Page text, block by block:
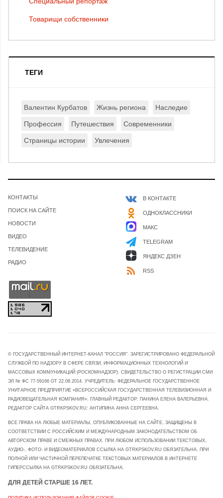
Товарищи собственники
ТЕГИ
Валентин Курбатов Жизнь региона Наследие
Профессия Путешествия Современники
Страницы истории Увлечения
КОНТАКТЫ
ПОИСК НА САЙТЕ
НОВОСТИ
ВИДЕО
ТЕЛЕВИДЕНИЕ
РАДИО
В КОНТАКТЕ
ОДНОКЛАССНИКИ
МАКС
TELEGRAM
ЯНДЕКС ДЗЕН
RSS
© ГОСУДАРСТВЕННЫЙ ИНТЕРНЕТ-КАНАЛ "РОССИЯ". ЗАРЕГИСТРИРОВАНО ФЕДЕРАЛЬНОЙ
СЛУЖБОЙ ПО НАДЗОРУ В СФЕРЕ СВЯЗИ, ИНФОРМАЦИОННЫХ ТЕХНОЛОГИЙ И
МАССОВЫХ КОММУНИКАЦИЙ (РОСКОМНАДЗОР). СВИДЕТЕЛЬСТВО О РЕГИСТРАЦИИ СМИ
ЭЛ № ФС 77-59166 ОТ 22.08.2014. УЧРЕДИТЕЛЬ: ФЕДЕРАЛЬНОЕ ГОСУДАРСТВЕННОЕ
УНИТАРНОЕ ПРЕДПРИЯТИЕ «ВСЕРОССИЙСКАЯ ГОСУДАРСТВЕННАЯ ТЕЛЕВИЗИОННАЯ И
РАДИОВЕЩАТЕЛЬНАЯ КОМПАНИЯ». ГЛАВНЫЙ РЕДАКТОР: ПАНИНА ЕЛЕНА ВАЛЕРЬЕВНА.
РЕДАКТОР САЙТА GTRKPSKOV.RU: АНТИПИНА АННА СЕРГЕЕВНА.
ВСЕ ПРАВА НА ЛЮБЫЕ МАТЕРИАЛЫ, ОПУБЛИКОВАННЫЕ НА САЙТЕ, ЗАЩИЩЕНЫ В
СООТВЕТСТВИИ С РОССИЙСКИМ И МЕЖДУНАРОДНЫМ ЗАКОНОДАТЕЛЬСТВОМ ОБ
АВТОРСКОМ ПРАВЕ И СМЕЖНЫХ ПРАВАХ. ПРИ ЛЮБОМ ИСПОЛЬЗОВАНИИ ТЕКСТОВЫХ,
АУДИО-, ФОТО- И ВИДЕОМАТЕРИАЛОВ ССЫЛКА НА GTRKPSKOV.RU ОБЯЗАТЕЛЬНА. ПРИ
ПОЛНОЙ ИЛИ ЧАСТИЧНОЙ ПЕРЕПЕЧАТКЕ ТЕКСТОВЫХ МАТЕРИАЛОВ В ИНТЕРНЕТЕ
ГИПЕРССЫЛКА НА GTRKPSKOV.RU ОБЯЗАТЕЛЬНА.
ДЛЯ ДЕТЕЙ СТАРШЕ 16 ЛЕТ.